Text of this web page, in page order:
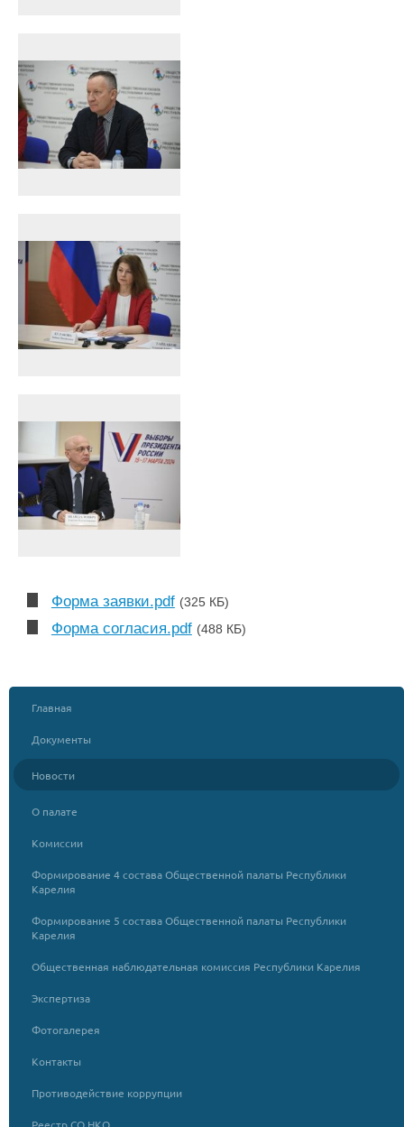
Форма заявки.pdf (325 КБ)
Форма согласия.pdf (488 КБ)
Главная
Документы
Новости
О палате
Комиссии
Формирование 4 состава Общественной палаты Республики
Карелия
Формирование 5 состава Общественной палаты Республики
Карелия
Общественная наблюдательная комиссия Республики Карелия
Экспертиза
Фотогалерея
Контакты
Противодействие коррупции